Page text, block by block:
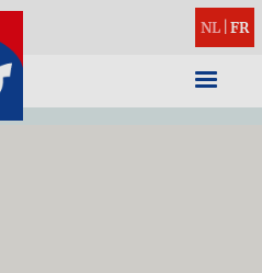
NL FR